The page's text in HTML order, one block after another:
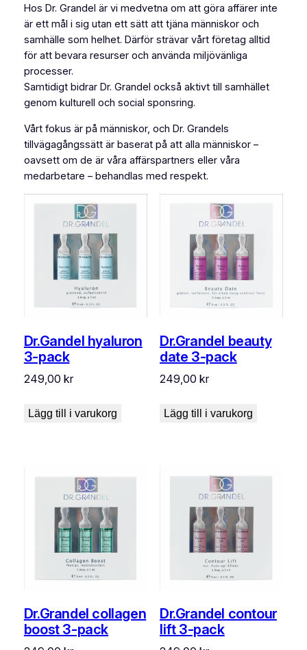
Hos Dr. Grandel är vi medvetna om att göra affärer inte
är ett mål i sig utan ett sätt att tjäna människor och
samhälle som helhet. Därför strävar vårt företag alltid
för att bevara resurser och använda miljövänliga
processer.
Samtidigt bidrar Dr. Grandel också aktivt till samhället
genom kulturell och social sponsring.
Vårt fokus är på människor, och Dr. Grandels
tillvägagångssätt är baserat på att alla människor –
oavsett om de är våra affärspartners eller våra
medarbetare – behandlas med respekt.
Dr.Gandel hyaluron
3-pack
249,00 kr
Lägg till i varukorg
Dr.Grandel beauty
date 3-pack
249,00kr
Lägg till i varukorg
Dr.Grandel collagen
boost 3-pack
Dr.Grandel contour
lift 3-pack